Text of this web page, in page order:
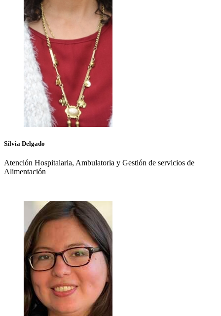
Silvia Delgado
Atención Hospitalaria, Ambulatoria y Gestión de servicios de
Alimentación